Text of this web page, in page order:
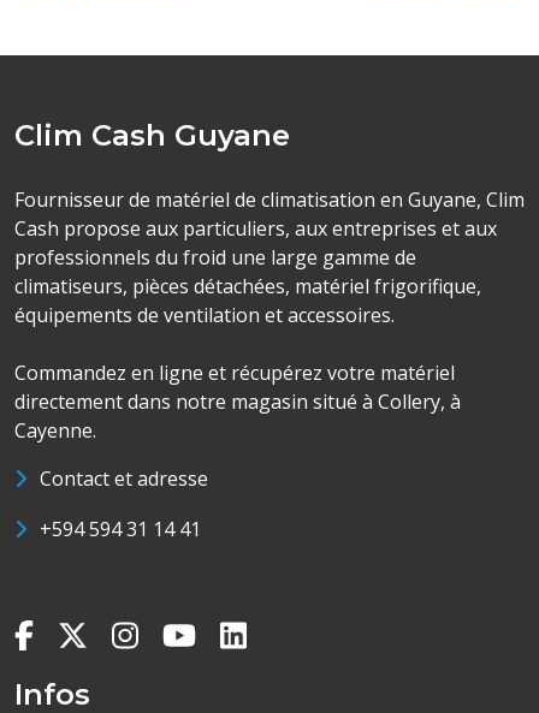
Clim Cash Guyane
Fournisseur de matériel de climatisation en Guyane, Clim
Cash propose aux particuliers, aux entreprises et aux
professionnels du froid une large gamme de
climatiseurs, pièces détachées, matériel frigorifique,
équipements de ventilation et accessoires.
Commandez en ligne et récupérez votre matériel
directement dans notre magasin situé à Collery, à
Cayenne.
Contact et adresse
+594 594 31 14 41
Infos